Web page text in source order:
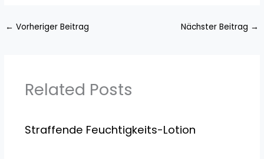
← Vorheriger Beitrag Nächster Beitrag →
Related Posts
Straffende Feuchtigkeits-Lotion